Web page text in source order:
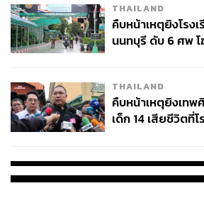
เนื้อออสเตรเลียนวากิวปรุงสุกระดับมีเดี
ที่เผ็ดจากพริก 4 ชนิด ซึ่งเป็นสูตรเฉพาะ
แอบเตือนก่อนว่าหากคุณไม่ทานเผ็ดคว
จานสุดท้ายสำหรับสำรับเป็นต้มโคล้งป
การทำใกล้เคียงกับการทำซุปราเมนญี่
ปลาเก๋าลงไปด้วย และใช้ไฟแรงทำให้ไ
ก่อนเสิร์ฟ
THAILAND
คืบหน้าเหตุยิงโรง
นนทบุรี ดับ 6 ศพ โ
THAILAND
คืบหน้าเหตุยิงเท
เด็ก 14 เสียชีวิตที่